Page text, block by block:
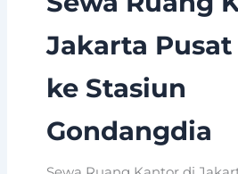
Jakarta Pusat
ke Stasiun
Gondangdia